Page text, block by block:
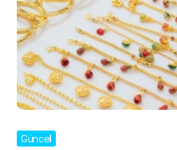
Güncel